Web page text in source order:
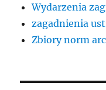
Wydarzenia
zagadnienia
Zbiory norm